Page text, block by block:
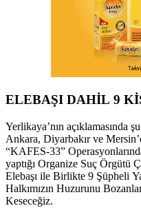
ELEBAŞI DAHİL 9
Yerlikaya’nın açıklamasında
Ankara, Diyarbakır ve
“KAFES-33”
yaptığı Organize Suç Örgütü
Elebaşı ile Birlikte 9 Şüpheli
Halkımızın Huzurunu
Keseceğiz.